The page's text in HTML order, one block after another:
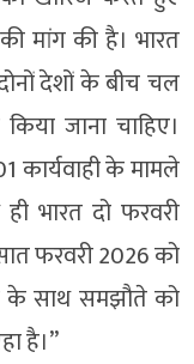
मांग की है। भारत
देशों के बीच चल
जाना चाहिए।
कार्यवाही के मामले
भारत दो फरवरी
फरवरी 2026 को
के साथ समझौते को
है।”